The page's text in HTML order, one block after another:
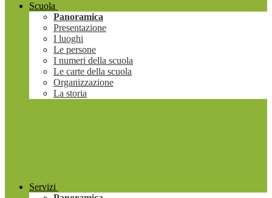
Scuola
Panoramica
Presentazione
I luoghi
Le persone
I numeri della scuola
Le carte della scuola
Organizzazione
La storia
Servizi